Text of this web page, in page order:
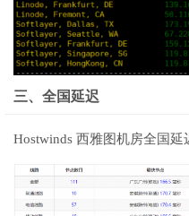
三、全国延迟
Hostwinds 西雅图机房全国延